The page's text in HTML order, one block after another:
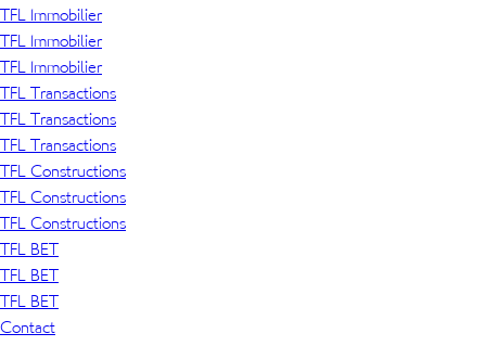
TFL Immobilier
TFL Immobilier
TFL Immobilier
TFL Transactions
TFL Transactions
TFL Transactions
TFL Constructions
TFL Constructions
TFL Constructions
TFL BET
TFL BET
TFL BET
Contact